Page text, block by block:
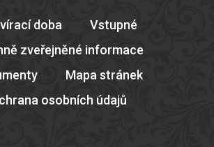
doba
Vstupné
zveřejněné informace
Mapa stránek
osobních údajů